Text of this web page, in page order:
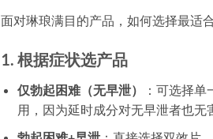
面对琳琅满目的产品，如何选择最适
1. 根据症状选产品
仅勃起困难（无早泄）
：可选择
用，因为延时成分对无早泄者也无